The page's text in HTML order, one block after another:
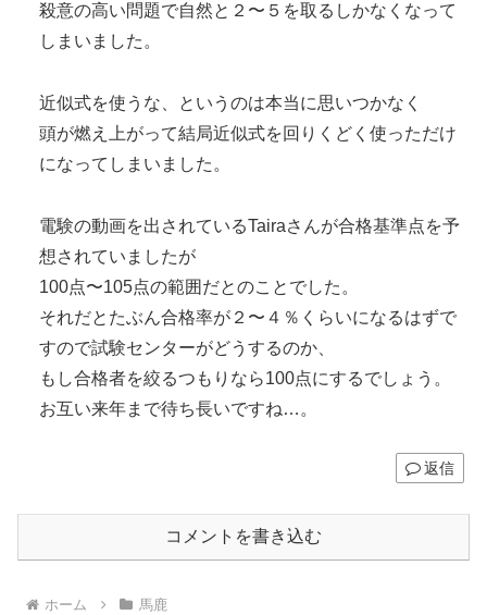
殺意の高い問題で自然と２〜５を取るしかなくなって
しまいました。
近似式を使うな、というのは本当に思いつかなく
頭が燃え上がって結局近似式を回りくどく使っただけ
になってしまいました。
電験の動画を出されているTairaさんが合格基準点を予
想されていましたが
100点〜105点の範囲だとのことでした。
それだとたぶん合格率が２〜４％くらいになるはずで
すので試験センターがどうするのか、
もし合格者を絞るつもりなら100点にするでしょう。
お互い来年まで待ち長いですね…。
返信
コメントを書き込む
ホーム 馬鹿